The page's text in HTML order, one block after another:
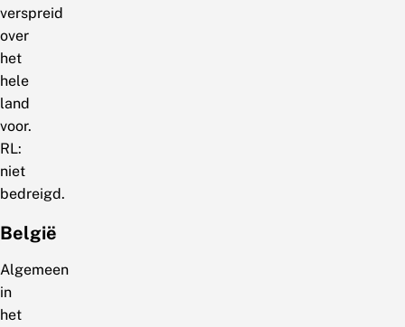
verspreid
over
het
hele
land
voor.
RL:
niet
bedreigd.
België
Algemeen
in
het